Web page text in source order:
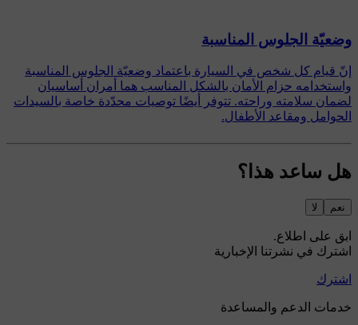
وضعيّة الجلوس المناسبة
إنّ قيام كل شخص في السيارة باعتماد وضعيّة الجلوس المناسبة
واستخدامه حزام الأمان بالشكل المناسب هما أمران أساسيان
لضمان سلامته وراحته. تتوفر أيضًا توصيات محدّدة خاصة بالسيدات
الحوامل ومقاعد الأطفال.
هل ساعد هذا؟
نعم لا